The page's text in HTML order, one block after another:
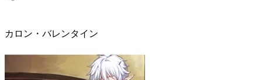
カロン・バレンタイン